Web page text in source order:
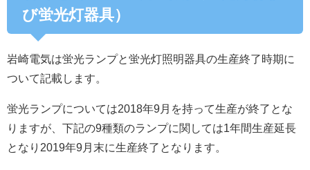
び蛍光灯器具）
岩崎電気は蛍光ランプと蛍光灯照明器具の生産終了時期に
ついて記載します。
蛍光ランプについては2018年9月を持って生産が終了とな
りますが、下記の9種類のランプに関しては1年間生産延長
となり2019年9月末に生産終了となります。